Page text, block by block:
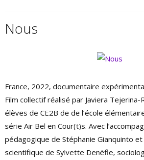
Nous
France, 2022, documentaire
Film collectif réalisé par Javiera Tejerina-
élèves de CE2B de de l’école
série Air Bel en Cour(t)s. Avec
pédagogique de Stéphanie Gianquinto et
scientifique de Sylvette Denèfle,